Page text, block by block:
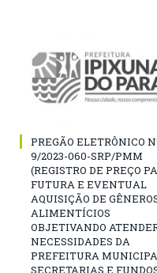
PREGÃO ELETRÔNICO
9/2023-060-SRP/PMM
(REGISTRO DE PREÇO
FUTURA E EVENTUAL
AQUISIÇÃO DE
ALIMENTÍCIOS
OBJETIVANDO
NECESSIDADES DA
PREFEITURA
SECRETARIAS E